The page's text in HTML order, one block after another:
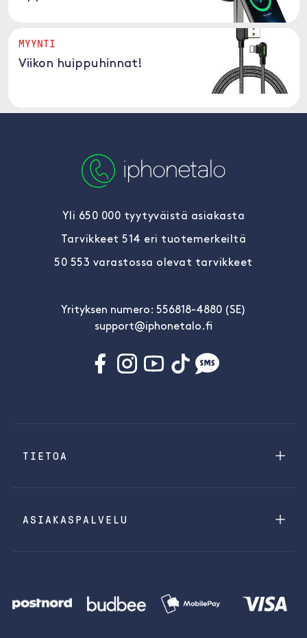
MYYNTI
Viikon huippuhinnat!
Yli 650 000 tyytyväistä asiakasta
Tarvikkeet 514 eri tuotemerkeiltä
50 553 varastossa olevat tarvikkeet
Yrityksen numero: 556818-4880 (SE)
support@iphonetalo.fi
TIETOA
ASIAKASPALVELU